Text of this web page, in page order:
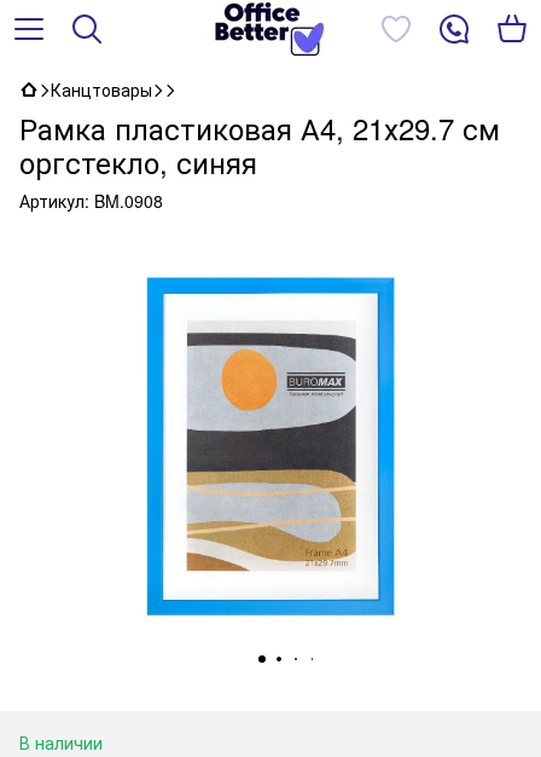
Канцтовары
Рамка пластиковая А4, 21х29.7 см
оргстекло, синяя
Артикул: BM.0908
В наличии